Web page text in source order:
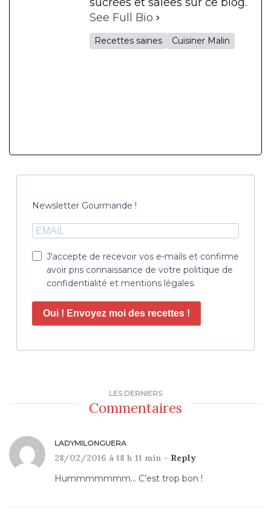
See Full Bio
Recettes saines Cuisiner Malin
Newsletter Gourmande !
J'accepte de recevoir vos e-mails et confirme
avoir pris connaissance de votre politique de
confidentialité et mentions légales.
Oui ! Envoyez moi des recettes !
LES DERNIERS
Commentaires
LADYMILONGUERA
28/02/2016 à 18 h 11 min - Reply
Hummmmmmm… C’est trop bon !